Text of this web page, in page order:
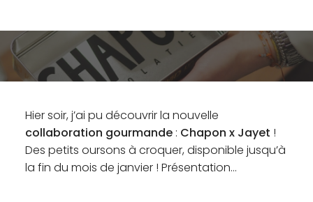
Hier soir, j’ai pu découvrir la nouvelle
collaboration gourmande : Chapon x Jayet !
Des petits oursons à croquer, disponible jusqu’à
la fin du mois de janvier ! Présentation…